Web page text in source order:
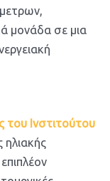
μονάδα σε μια
του Ινστιτούτου
ηλιακής